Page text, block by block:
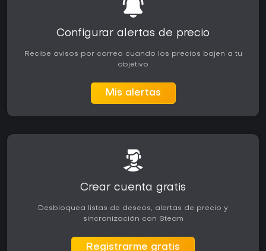
Configurar alertas de precio
Recibe avisos por correo cuando los precios bajen a tu
objetivo
Mis alertas
Crear cuenta gratis
Desbloquea listas de deseos, alertas de precio y
sincronización con Steam
Registrarme gratis